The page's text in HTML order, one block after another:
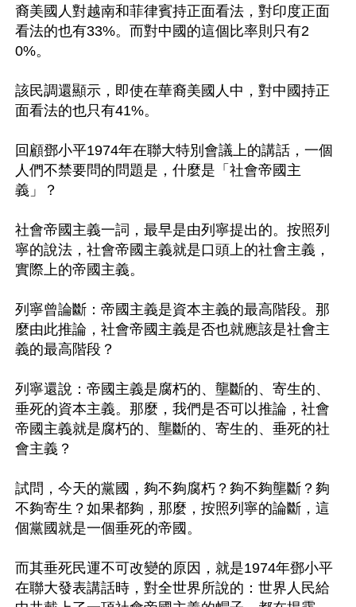
裔美國人對越南和菲律賓持正面看法，對印度正面
看法的也有33%。而對中國的這個比率則只有2
0%。
該民調還顯示，即使在華裔美國人中，對中國持正
面看法的也只有41%。
回顧鄧小平1974年在聯大特別會議上的講話，一個
人們不禁要問的問題是，什麼是「社會帝國主
義」？
社會帝國主義一詞，最早是由列寧提出的。按照列
寧的說法，社會帝國主義就是口頭上的社會主義，
實際上的帝國主義。
列寧曾論斷：帝國主義是資本主義的最高階段。那
麼由此推論，社會帝國主義是否也就應該是社會主
義的最高階段？
列寧還說：帝國主義是腐朽的、壟斷的、寄生的、
垂死的資本主義。那麼，我們是否可以推論，社會
帝國主義就是腐朽的、壟斷的、寄生的、垂死的社
會主義？
試問，今天的黨國，夠不夠腐朽？夠不夠壟斷？夠
不夠寄生？如果都夠，那麼，按照列寧的論斷，這
個黨國就是一個垂死的帝國。
而其垂死民運不可改變的原因，就是1974年鄧小平
在聯大發表講話時，對全世界所說的：世界人民給